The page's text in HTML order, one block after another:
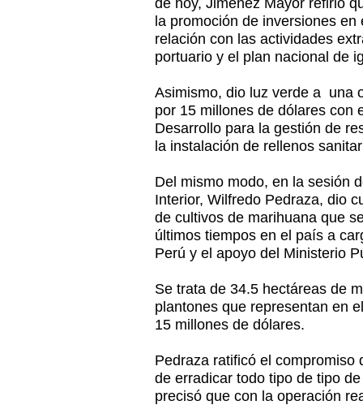
de hoy, Jiménez Mayor refirió
la promoción de inversiones
relación con las actividades
portuario y el plan nacional de
Asimismo, dio luz verde a una
por 15 millones de dólares con
Desarrollo para la gestión de
la instalación de rellenos
Del mismo modo, en la sesión
Interior, Wilfredo Pedraza, dio
de cultivos de marihuana que
últimos tiempos en el país a
Perú y el apoyo del Ministerio
Se trata de 34.5 hectáreas de
plantones que representan en
15 millones de dólares.
Pedraza ratificó el compromiso
de erradicar todo tipo de tipo
precisó que con la operación